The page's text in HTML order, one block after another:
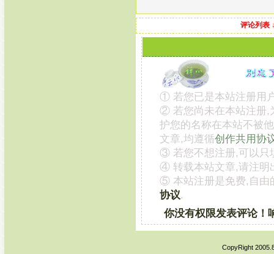
评论列表
① 若您已是本站注册用
② 若您尚未在本站注册,
护您的名称在本站不被
文章,均遵循创作共用协
③ 若您不想注册,可以只
④ 转载本站文章,请注明
⑤ 本站注册是免费,自由
协议.
你没有权限发表评论！
CopyRight